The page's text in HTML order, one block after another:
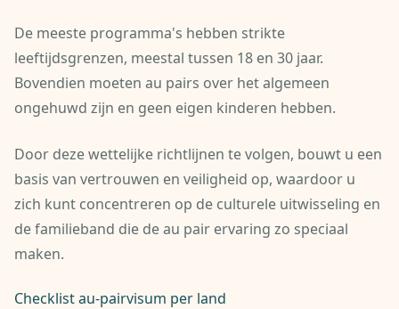
De meeste programma's hebben strikte
leeftijdsgrenzen, meestal tussen 18 en 30 jaar.
Bovendien moeten au pairs over het algemeen
ongehuwd zijn en geen eigen kinderen hebben.
Door deze wettelijke richtlijnen te volgen, bouwt u een
basis van vertrouwen en veiligheid op, waardoor u
zich kunt concentreren op de culturele uitwisseling en
de familieband die de au pair ervaring zo speciaal
maken.
Checklist au-pairvisum per land